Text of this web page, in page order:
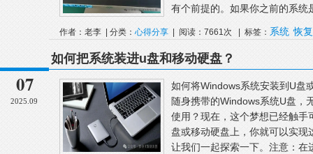
有个前提的。如果你之前的系统
作者：老李 | 分类： 心得分享 | 阅读：7661次 | 标签： 系统 恢复
07
2025.09
如何把系统装进u盘和移动硬盘？
如何将Windows系统安装到U盘
随身携带的Windows系统U盘，
使用？现在，这个梦想已经触
盘或移动硬盘上，你就可以实
让我们一起探索一下。注意：在